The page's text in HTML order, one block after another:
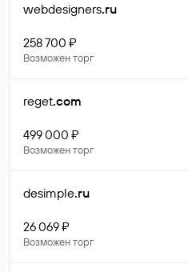
webdesigners.ru
258 700 ₽
Возможен торг
reget.com
499 000 ₽
Возможен торг
desimple.ru
26 069 ₽
Возможен торг